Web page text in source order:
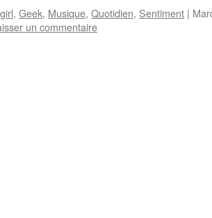
, Geek, Musique, Quotidien, Sentiment |
un commentaire